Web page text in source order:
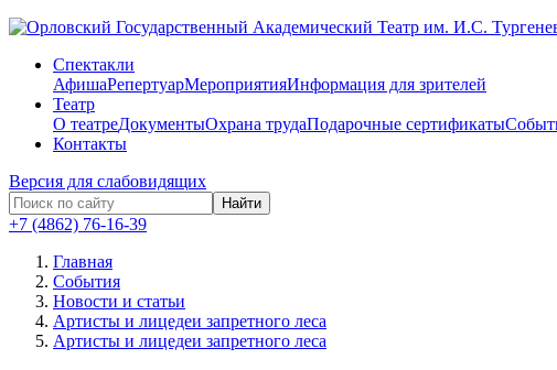
Спектакли
АфишаРепертуарМероприятияИнформация для зрителей
Театр
О театреДокументыОхрана трудаПодарочные сертификаты
Контакты
Версия для слабовидящих
Найти
+7 (4862) 76-16-39
Главная
События
Новости и статьи
Артисты и лицедеи запретного леса
Артисты и лицедеи запретного леса